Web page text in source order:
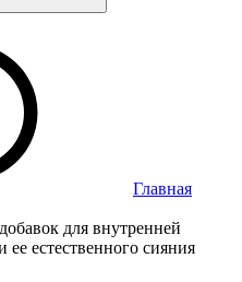
Главная
для внутренней
естественного сияния